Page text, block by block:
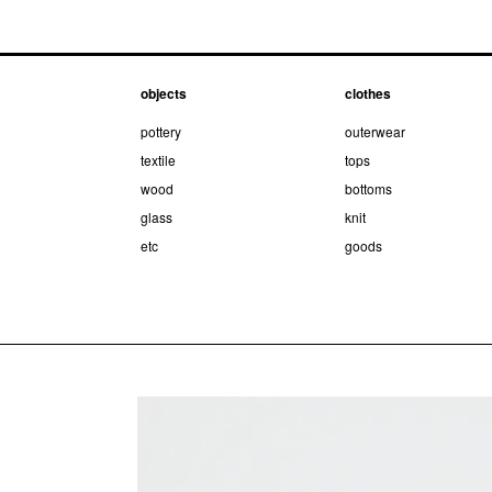
objects
pottery
textile
wood
glass
etc
clothes
outerwear
tops
bottoms
knit
goods